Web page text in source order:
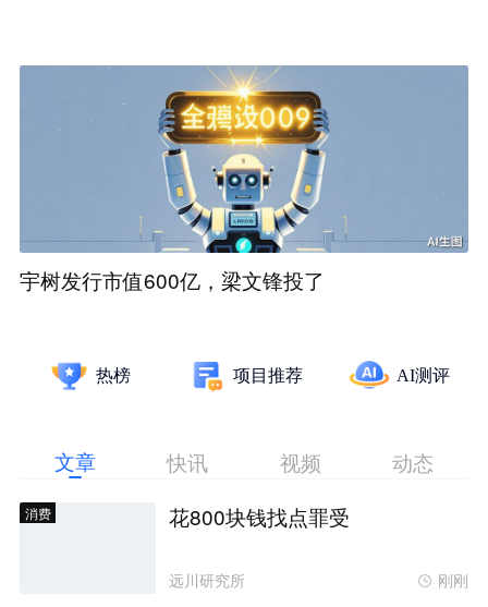
宇树发行市值600亿，梁文锋投了
热榜 项目推荐 AI测评
文章 快讯 视频 动态
消费 花800块钱找点罪受
远川研究所 刚刚